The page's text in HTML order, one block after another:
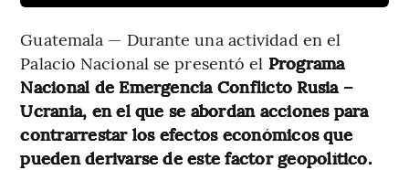
Guatemala — Durante una actividad en el
Palacio Nacional se presentó el Programa
Nacional de Emergencia Conflicto Rusia –
Ucrania, en el que se abordan acciones para
contrarrestar los efectos económicos que
pueden derivarse de este factor geopolítico.